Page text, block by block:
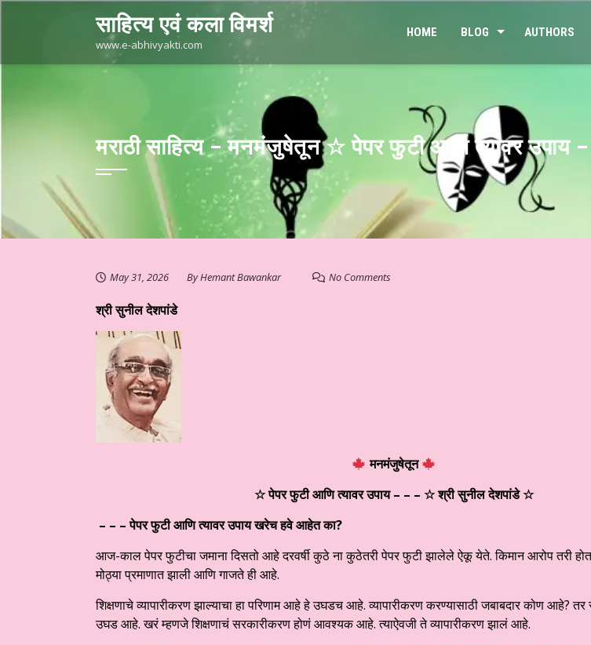
साहित्य एवं कला विमर्श
www.e-abhivyakti.com
HOME BLOG AUTHORS
मराठी साहित्य – मनमंजुषेतून ☆ पेपर फुटी आणि त्यावर
May 31, 2026 ByHemant Bawankar No Comments
श्री सुनील देशपांडे
मनमंजुषेतून
☆ पेपर फुटी आणि त्यावर उपाय– – – ☆ श्री सुनील देशपांडे☆
– – –पेपर फुटी आणि त्यावर उपाय खरेच हवे आहेत का?
आज-काल पेपर फुटीचा जमाना दिसतो आहे दरवर्षी कुठे ना कुठेतरी पेपर फुटी झालेले ऐकू येते. किमान आरोप तरी होत
मोठ्या प्रमाणात झाली आणि गाजते ही आहे.
शिक्षणाचे व्यापारीकरण झाल्याचा हा परिणाम आहे हे उघडच आहे. व्यापारीकरण करण्यासाठी जबाबदार कोण आहे?
उघड आहे. खरं म्हणजे शिक्षणाचं सरकारीकरण होणं आवश्यक आहे. त्याऐवजी ते व्यापारीकरण झालं आहे.
हिन्दी साहित्य – साप्ताहिक स्तम्भ ☆ डॉ. मुक्ता का संवेदनात्मक साहित्य #३३३ ☆ अहं या वहम… ☆ डॉ.